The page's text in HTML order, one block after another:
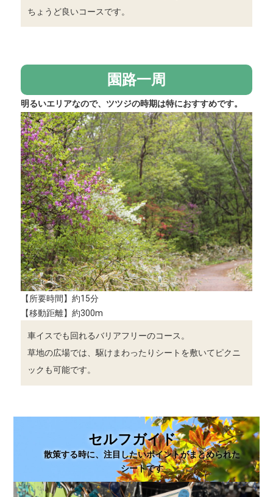
ちょうど良いコースです。
園路一周
明るいエリアなので、ツツジの時期は特におすすめです。
【所要時間】約15分
【移動距離】約300m
車イスでも回れるバリアフリーのコース。
草地の広場では、駆けまわったりシートを敷いてピクニ
ックも可能です。
セルフガイド
散策する時に、注目したいポイントがまとめられた
シートです